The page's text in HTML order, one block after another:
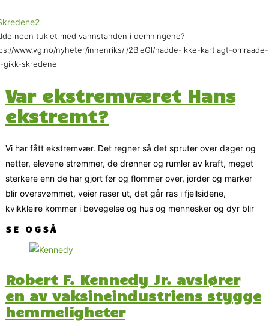
noen tuklet med vannstanden i demningene?
www.vg.no/nyheter/innenriks/i/2BleGl/hadde-ikke-kartlagt-omraade-
gikk-skredene
Var ekstremværet Hans
ekstremt?
Vi har fått ekstremvær. Det regner så det spruter over dager og
netter, elevene strømmer, de drønner og rumler av kraft, meget
sterkere enn de har gjort før og flommer over, jorder og marker
blir oversvømmet, veier raser ut, det går ras i fjellsidene,
kvikkleire kommer i bevegelse og hus og mennesker og dyr blir
SE OGSÅ
Robert F. Kennedy Jr. avslører
en av vaksineindustriens stygge
hemmeligheter